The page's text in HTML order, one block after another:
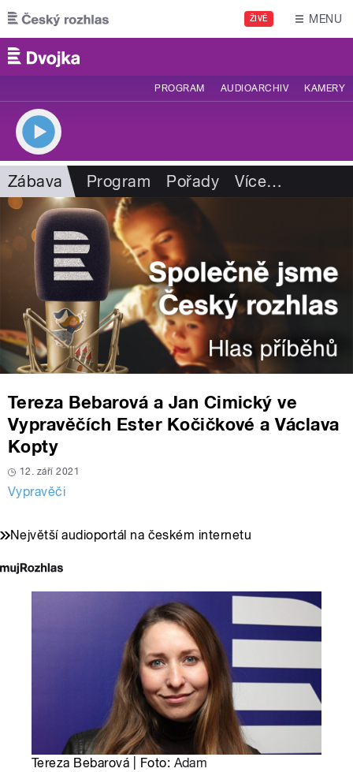
Přejít k hlavnímu obsahu
ŽIVĚ MENU
PROGRAM AUDIOARCHIV KAMERY
Zábava Program Pořady Více…
Tereza Bebarová a Jan Cimický ve
Vypravěčích Ester Kočičkové a Václava
Kopty
12. září 2021
Vypravěči
Největší audioportál na českém internetu
Tereza Bebarová | Foto: Adam